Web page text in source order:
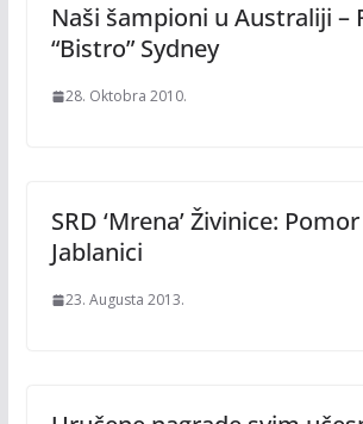
Naši šampioni u Australiji –
“Bistro” Sydney
28. Oktobra 2010.
SRD ‘Mrena’ Živinice:
Jablanici
23. Augusta 2013.